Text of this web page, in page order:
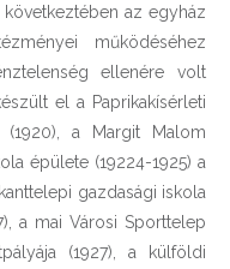
az egyház
működéséhez
ellenére volt
el a Paprikakísérleti
a Margit Malom
épülete (19224-1925) a
gazdasági iskola
a mai Városi Sporttelep
(1927), a külföldi